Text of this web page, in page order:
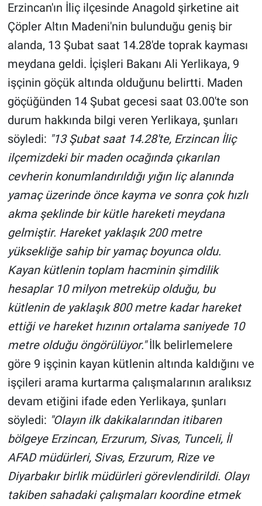
Erzincan'ın İliç ilçesinde Anagold şirketine ait
Çöpler Altın Madeni'nin bulunduğu geniş bir
alanda, 13 Şubat saat 14.28'de toprak kayması
meydana geldi. İçişleri Bakanı Ali Yerlikaya, 9
işçinin göçük altında olduğunu belirtti. Maden
göçüğünden 14 Şubat gecesi saat 03.00'te son
durum hakkında bilgi veren Yerlikaya, şunları
söyledi: "13 Şubat saat 14.28'te, Erzincan İliç
ilçemizdeki bir maden ocağında çıkarılan
cevherin konumlandırıldığı yığın liç alanında
yamaç üzerinde önce kayma ve sonra çok hızlı
akma şeklinde bir kütle hareketi meydana
gelmiştir. Hareket yaklaşık 200 metre
yüksekliğe sahip bir yamaç boyunca oldu.
Kayan kütlenin toplam hacminin şimdilik
hesaplar 10 milyon metreküp olduğu, bu
kütlenin de yaklaşık 800 metre kadar hareket
ettiği ve hareket hızının ortalama saniyede 10
metre olduğu öngörülüyor."İlk belirlemelere
göre 9 işçinin kayan kütlenin altında kaldığını ve
işçileri arama kurtarma çalışmalarının aralıksız
devam etiğini ifade eden Yerlikaya, şunları
söyledi: "Olayın ilk dakikalarından itibaren
bölgeye Erzincan, Erzurum, Sivas, Tunceli, İl
AFAD müdürleri, Sivas, Erzurum, Rize ve
Diyarbakır birlik müdürleri görevlendirildi. Olayı
takiben sahadaki çalışmaları koordine etmek
Günün görüntüsü
Haber
İlan
Kimdir
Koronavirüs
Kültür Sanat
Ne demişti
Nedir
Popüler
Programlar
Sağlık
Spor
Teknoloji
Türkiye'nin Geleceği
Türkiye'nin Gündemi
Yerel Yaşam